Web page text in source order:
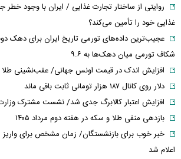
روایتی از ساختار تجارت غذایی / ایران با وجود
غذایی خود را تأمین می‌کند؟
عجیب‌ترین داده‌های تورمی تاریخ ایران برای دهک
شکاف تورمی میان دهک‌ها به ۹.۶
افزایش اندک در قیمت اونس جهانی/ عقب‌نشینی
دلار روی کانال ۱۸۷ هزار تومانی ثابت باقی ماند
افزایش اعتبار کالابرگ جدی شد/ نشست مشترک وزارت
بازدهی منفی طلا و سکه در هفته دوم مرداد ۱۴۰۵
خبر خوب برای بازنشستگان/ زمان مشخص برای واریز
اعلام شد